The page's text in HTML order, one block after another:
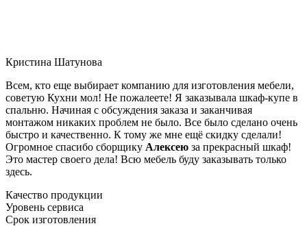
Кристина Шатунова
Всем, кто еще выбирает компанию для изготовления мебели,
советую Кухни мол! Не пожалеете! Я заказывала шкаф-купе в
спальню. Начиная с обсуждения заказа и заканчивая
монтажом никаких проблем не было. Все было сделано очень
быстро и качественно. К тому же мне ещё скидку сделали!
Огромное спасибо сборщику Алексею за прекрасный шкаф!
Это мастер своего дела! Всю мебель буду заказывать только
здесь.
Качество продукции
Уровень сервиса
Срок изготовления